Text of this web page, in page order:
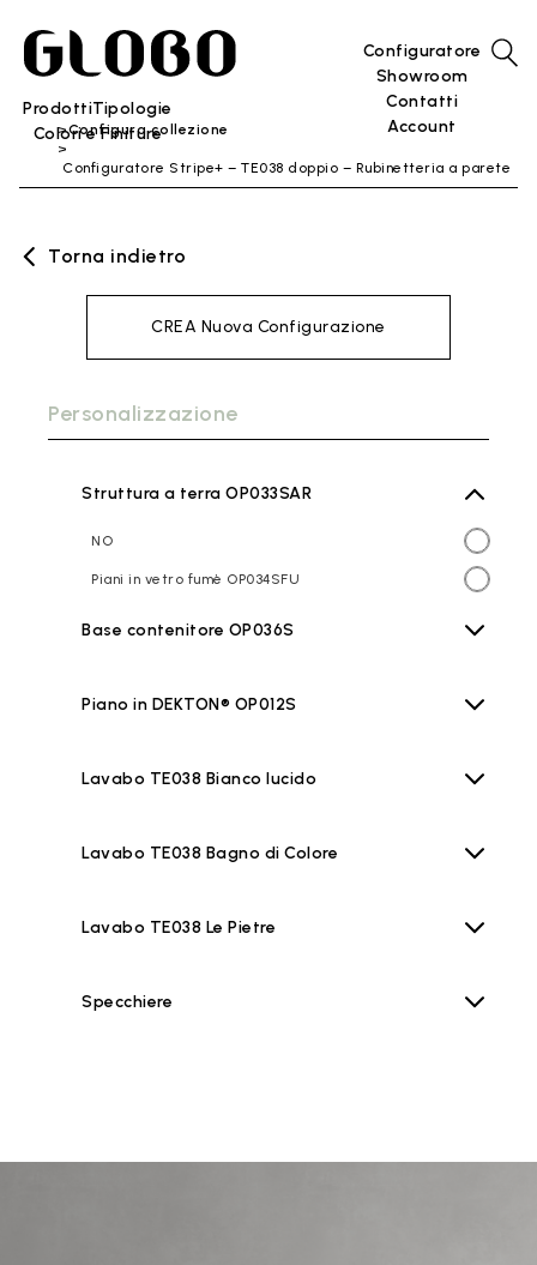
ProdottiTipologie
Colori e Finiture
Configuratore
Showroom
Contatti
Account
Configura collezione
Configuratore Stripe+ – TE038 doppio – Rubinetteria a parete
Torna indietro
CREA Nuova Configurazione
Personalizzazione
Struttura a terra OP033SAR
NO
Piani in vetro fumè OP034SFU
Base contenitore OP036S
Piano in DEKTON® OP012S
Lavabo TE038 Bianco lucido
Lavabo TE038 Bagno di Colore
Lavabo TE038 Le Pietre
Specchiere